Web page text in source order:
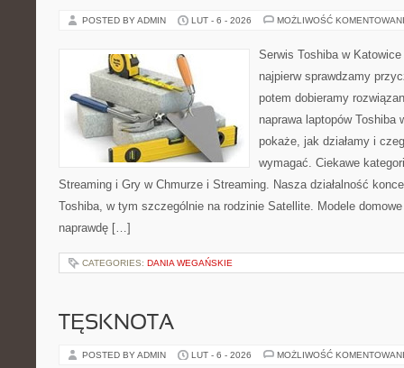
POSTED BY ADMIN LUT - 6 - 2026 MOŻLIWOŚĆ
Serwis Toshiba w
najpierw sprawdzamy
potem dobieramy
naprawa laptopów Toshiba
pokaże, jak działamy i
wymagać. Ciekawe
Streaming i Gry w Chmurze i Streaming. Nasza działalność
Toshiba, w tym szczególnie na rodzinie Satellite. Modele
naprawdę […]
CATEGORIES: DANIA WEGAŃSKIE
TĘSKNOTA
POSTED BY ADMIN LUT - 6 - 2026 MOŻLIWOŚĆ